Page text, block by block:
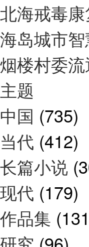
北海戒毒
海岛城市
烟楼村委
主题
中国 (735)
当代 (412)
长篇小说
现代 (179)
作品集